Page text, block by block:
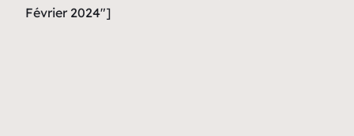
Février 2024″]